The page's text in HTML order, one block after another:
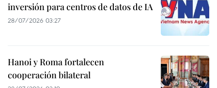
inversión para centros de datos de IA
28/07/2026 03:27
Hanoi y Roma fortalecen
cooperación bilateral